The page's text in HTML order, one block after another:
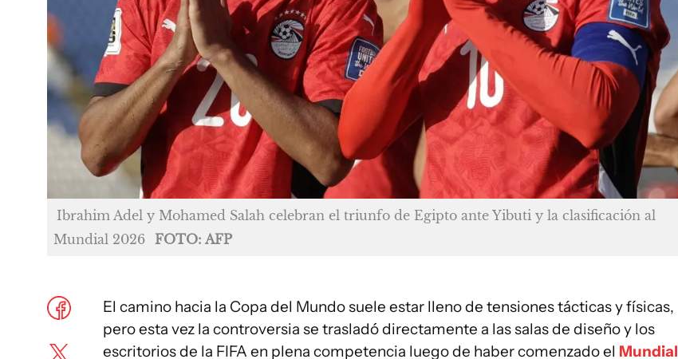
Ibrahim Adel y Mohamed Salah celebran el triunfo de Egipto ante Yibuti y la clasificación al
Mundial 2026
FOTO: AFP
El camino hacia la Copa del Mundo suele estar lleno de tensiones tácticas y físicas,
pero esta vez la controversia se trasladó directamente a las salas de diseño y los
escritorios de la FIFA en plena competencia luego de haber comenzado el Mundial